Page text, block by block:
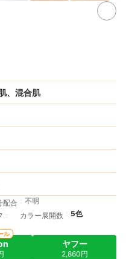
、混合肌
配合
不明
カラー展開数 5色
ル
ヤフー
2,860円